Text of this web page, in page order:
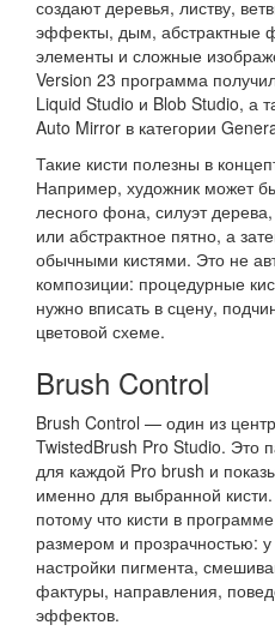
создают деревья, листву,
эффекты, дым, абстрактные
элементы и сложные
Version 23 программа
Liquid Studio и Blob Studio, а
Auto Mirror в категории
Такие кисти полезны в
Например, художник может
лесного фона, силуэт
или абстрактное пятно, а
обычными кистями. Это не
композиции: процедурные
нужно вписать в сцену,
цветовой схеме.
Brush Control
Brush Control — один из
TwistedBrush Pro Studio. Это
для каждой Pro brush и
именно для выбранной
потому что кисти в
размером и прозрачностью:
настройки пигмента,
фактуры, направления,
эффектов.